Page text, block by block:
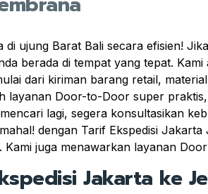
ujung Barat Bali secara efisien!
berada di tempat yang tepat.
dari kiriman barang retail,
Door-to-Door super
lagi, segera konsultasikan
dengan Tarif Ekspedisi Jakarta
juga menawarkan layanan
Jakarta ke